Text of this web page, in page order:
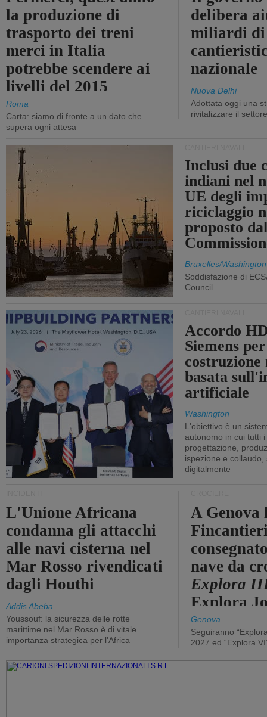
la produzione di
trasporto dei treni
merci in Italia
potrebbe scendere ai
livelli del 2015
Roma
Carta: siamo di fronte a un dato che
supera ogni attesa
delibera
miliardi
nazionale
Nuova Delhi
Adottata oggi una
rivitalizzare il settore
Inclusi due
indiani nel
UE degli
riciclaggio
proposto
Bruxelles/Washington
Soddisfazione di
Council
Accordo
Siemens
costruzione
basata
artificiale
Washington
L'obiettivo è un
autonomo in cui tutti
progettazione,
ispezione e collaudo,
digitalmente
L'Unione Africana
condanna gli attacchi
alle navi cisterna nel
Mar Rosso rivendicati
dagli Houthi
Addis Abeba
Youssouf: la sicurezza delle rotte
marittime nel Mar Rosso è di vitale
importanza strategica per l'Africa
A Genova
nave da
Explora
Explora
Genova
Seguiranno
2027 ed “Explora